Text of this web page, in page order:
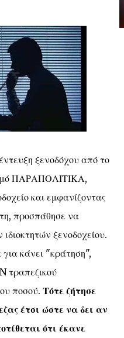
ξενοδόχου από το
ΠΑΡΑΠΟΛΙΤΙΚΑ,
και εμφανίζοντας
προσπάθησε να
ξενοδοχείου.
κάνει "κράτηση",
τραπεζικού
ποσού. Τότε ζήτησε
έτσι ώστε να δει αν
ότι έκανε